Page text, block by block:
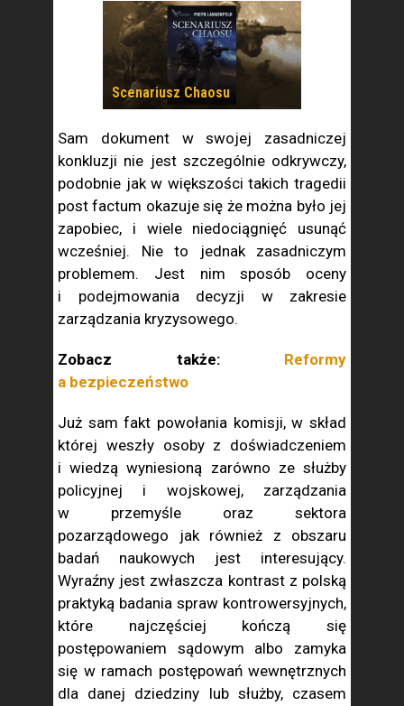
Scenariusz Chaosu
Sam dokument w swojej zasadniczej
konkluzji nie jest szczególnie odkrywczy,
podobnie jak w większości takich tragedii
post factum okazuje się że można było jej
zapobiec, i wiele niedociągnięć usunąć
wcześniej. Nie to jednak zasadniczym
problemem. Jest nim sposób oceny
i podejmowania decyzji w zakresie
zarządzania kryzysowego.
Zobacz także: Reformy
a bezpieczeństwo
Już sam fakt powołania komisji, w skład
której weszły osoby z doświadczeniem
i wiedzą wyniesioną zarówno ze służby
policyjnej i wojskowej, zarządzania
w przemyśle oraz sektora
pozarządowego jak również z obszaru
badań naukowych jest interesujący.
Wyraźny jest zwłaszcza kontrast z polską
praktyką badania spraw kontrowersyjnych,
które najczęściej kończą się
postępowaniem sądowym albo zamyka
się w ramach postępowań wewnętrznych
dla danej dziedziny lub służby, czasem